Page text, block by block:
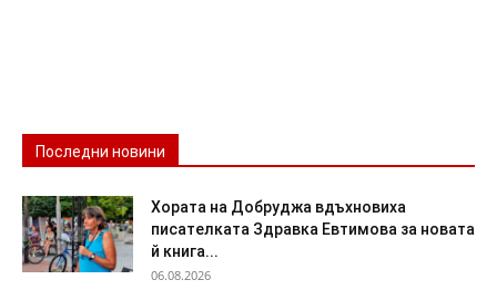
Последни новини
Хората на Добруджа вдъхновиха
писателката Здравка Евтимова за новата
й книга...
06.08.2026